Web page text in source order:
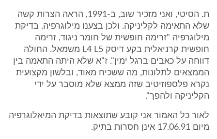
ת. הסיטי, ואני מזכיר שוב, ב-1991, הראה הצרות קשה
שלא התאימה לקליניקה. ולכן בצענו מילוגרפיה. בדיקת
מילוגרפיה "זרימה חופשית של חומר ניגוד, זרימה
חופשית קרניאלית בקע דיסק L4 L5 משמאל. החולה
דווחה על כאבים ברגל ימין". ז"א שלא היתה התאמה בין
הממצאים לתלונות, מה ששכיח מאוד, ובלשון מקצועית
נקרא פלספוזיטיב שזה ממצא שלא מוסבר על ידי
הקליניקה ולהפך".
לאור כל האמור אני קובע שתוצאות בדיקת המיאלוגרפיה
מיום 17.06.91 אינן חסרות בתיק.